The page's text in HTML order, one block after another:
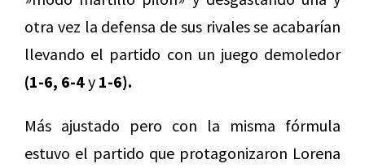
otra vez la defensa de sus rivales se acabarían
llevando el partido con un juego demoledor
(1-6, 6-4y 1-6).
Más ajustado pero con la misma fórmula
estuvo el partido que protagonizaron Lorena